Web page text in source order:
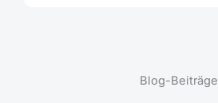
Blog-Beiträge